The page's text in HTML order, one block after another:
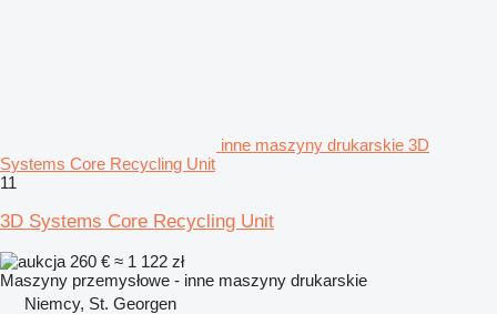
inne maszyny drukarskie 3D
Systems Core Recycling Unit
11
3D Systems Core Recycling Unit
260 € ≈ 1 122 zł
Maszyny przemysłowe - inne maszyny drukarskie
Niemcy, St. Georgen